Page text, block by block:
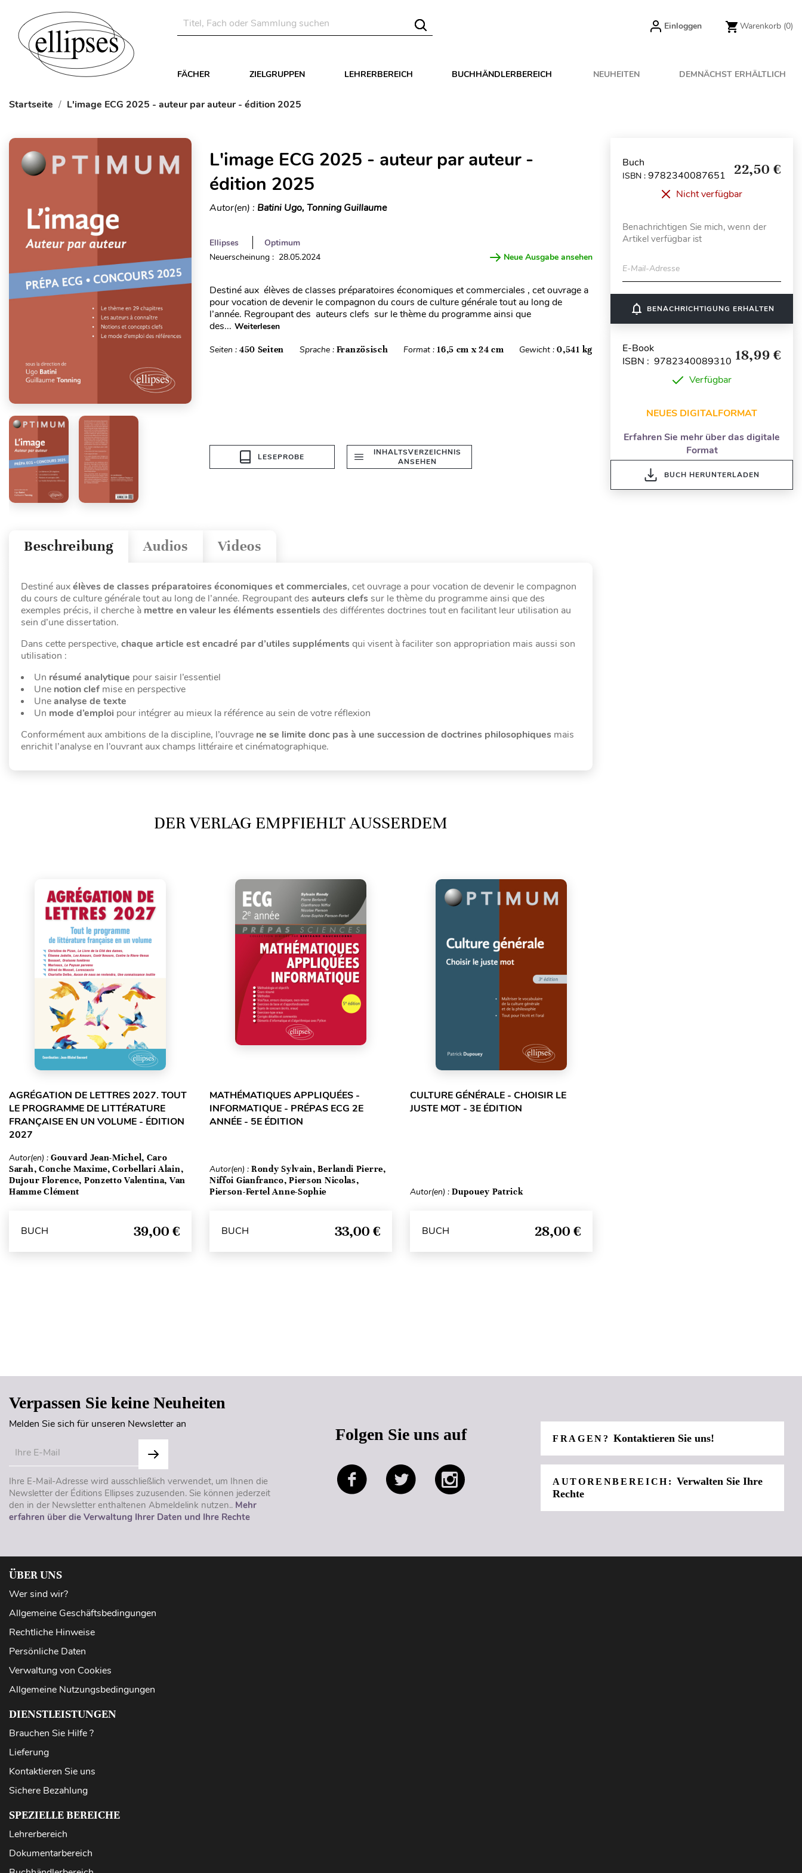
Einloggen Warenkorb (0)
FÄCHER ZIELGRUPPEN LEHRERBEREICH BUCHHÄNDLERBEREICH NEUHEITEN DEMNÄCHST ERHÄLTLICH
Startseite L'image ECG 2025 - auteur par auteur - édition 2025
L'image ECG 2025 - auteur par auteur -
édition 2025
Autor(en) : Batini Ugo, Tonning Guillaume
Ellipses
Optimum
Neuerscheinung : 28.05.2024
Neue Ausgabe ansehen
Destiné aux élèves de classes préparatoires économiques et commerciales , cet ouvrage a
pour vocation de devenir le compagnon du cours de culture générale tout au long de
l’année. Regroupant des auteurs clefs sur le thème du programme ainsi que
des... Weiterlesen
Seiten : 450 Seiten Sprache : Französisch Format :16,5 cm x 24 cm Gewicht :0,541 kg
LESEPROBE
INHALTSVERZEICHNIS
ANSEHEN
Videos
Audios
Beschreibung
Destiné auxélèves de classes préparatoires économiques et commerciales, cet ouvrage a pour vocation de devenir le compagnon
du cours de culture générale tout au long de l’année. Regroupant des auteurs clefs sur le thème du programme ainsi que des
exemples précis, il cherche à mettre en valeur les éléments essentiels des différentes doctrines tout en facilitant leur utilisation au
sein d’une dissertation.
Dans cette perspective, chaque article est encadré par d’utiles suppléments qui visent à faciliter son appropriation mais aussi son
utilisation :
Un résumé analytique pour saisir l’essentiel
Une notion clef mise en perspective
Uneanalyse de texte
Un mode d’emploi pour intégrer au mieux la référence au sein de votre réflexion
Conformément aux ambitions de la discipline, l’ouvrage ne se limite donc pas à une succession de doctrines philosophiques mais
enrichit l’analyse en l’ouvrant aux champs littéraire et cinématographique.
DER VERLAG EMPFIEHLT AUSSERDEM
AGRÉGATION DE LETTRES 2027. TOUT
LE PROGRAMME DE LITTÉRATURE
FRANÇAISE EN UN VOLUME - ÉDITION
2027
Autor(en) : Gouvard Jean-Michel, Caro
Sarah, Conche Maxime, Corbellari Alain,
Dujour Florence, Ponzetto Valentina, Van
Hamme Clément
BUCH 39,00 €
MATHÉMATIQUES APPLIQUÉES -
INFORMATIQUE - PRÉPAS ECG 2E
ANNÉE - 5E ÉDITION
Autor(en) : Rondy Sylvain, Berlandi Pierre,
Niffoi Gianfranco, Pierson Nicolas,
Pierson-Fertel Anne-Sophie
BUCH 33,00 €
CULTURE GÉNÉRALE - CHOISIR LE
JUSTE MOT - 3E ÉDITION
Autor(en) : Dupouey Patrick
BUCH 28,00 €
Buch
ISBN : 9782340087651 22,50 €
Nicht verfügbar
Benachrichtigen Sie mich, wenn der
Artikel verfügbar ist
E-Mail-Adresse
notifications_none BENACHRICHTIGUNG ERHALTEN
E-Book
ISBN : 9782340089310 18,99 €
Verfügbar
NEUES DIGITALFORMAT
Erfahren Sie mehr über das digitale
Format
BUCH HERUNTERLADEN
Verpassen Sie keine Neuheiten
Melden Sie sich für unseren Newsletter an
Ihre E-Mail-Adresse wird ausschließlich verwendet, um Ihnen die
Newsletter der Éditions Ellipses zuzusenden. Sie können jederzeit
den in der Newsletter enthaltenen Abmeldelink nutzen.. Mehr
erfahren über die Verwaltung Ihrer Daten und Ihre Rechte
Folgen Sie uns auf FRAGEN?Kontaktieren Sie uns!
AUTORENBEREICH:Verwalten Sie Ihre
Rechte
ÜBER UNS
Wer sind wir?
Allgemeine Geschäftsbedingungen
Rechtliche Hinweise
Persönliche Daten
Verwaltung von Cookies
Allgemeine Nutzungsbedingungen
DIENSTLEISTUNGEN
Brauchen Sie Hilfe ?
Lieferung
Kontaktieren Sie uns
Sichere Bezahlung
SPEZIELLE BEREICHE
Lehrerbereich
Dokumentarbereich